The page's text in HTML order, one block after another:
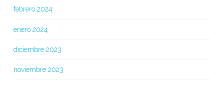
febrero 2024
enero 2024
diciembre 2023
noviembre 2023